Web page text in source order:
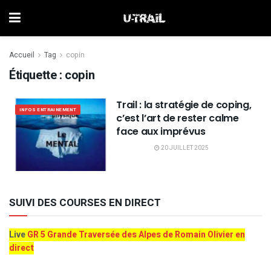
Accueil Tag copin
Étiquette : copin
INFOS ENTRAINEMENT
Trail : la stratégie de coping,
c’est l’art de rester calme
face aux imprévus
20 JUILLET 2025
SUIVI DES COURSES EN DIRECT
LiveGR 5 Grande Traversée des Alpes de Romain Olivier en
direct